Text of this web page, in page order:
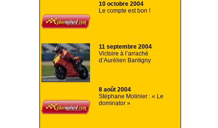
10 octobre 2004
Le compte est bon !
11 septembre 2004
Victoire à l’arraché
d’Aurélien Bantigny
8 août 2004
Stéphane Molinier : « Le
dominator »